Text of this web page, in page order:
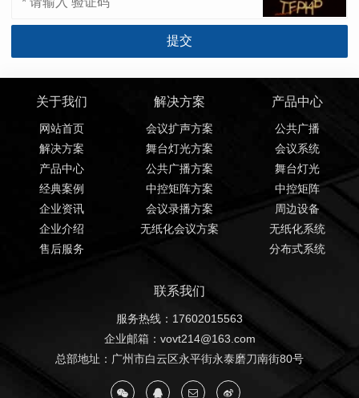
关于我们
网站首页
解决方案
产品中心
经典案例
企业资讯
企业介绍
售后服务
解决方案
会议扩声方案
舞台灯光方案
公共广播方案
中控矩阵方案
会议录播方案
无纸化会议方案
产品中心
公共广播
会议系统
舞台灯光
中控矩阵
周边设备
无纸化系统
分布式系统
联系我们
服务热线：17602015563
企业邮箱：vovt214@163.com
总部地址：广州市白云区永平街永泰磨刀南街80号